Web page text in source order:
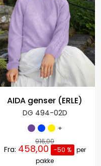
AIDA genser (ERLE)
DG 494-02D
+
916,00
Fra: 458,00 -50 %
per
pakke